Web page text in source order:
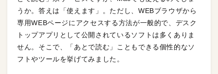
うか。答えは「使えます」。ただし、WEBブラウザから
専用WEBページにアクセスする方法が一般的で、デスク
トップアプリとして公開されているソフトは多くありま
せん。そこで、「あとで読む」こともできる個性的なソ
フトやツールを挙げてみました。